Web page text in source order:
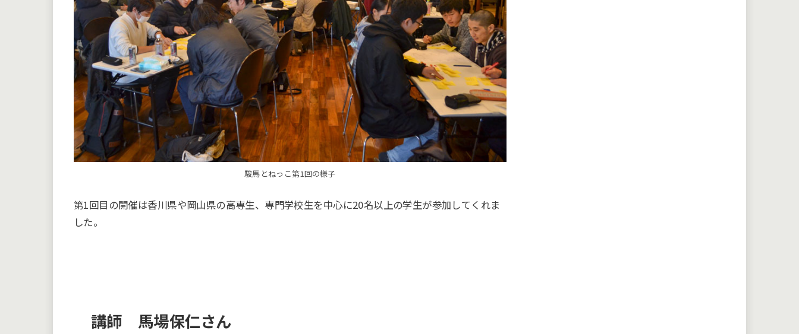
駿馬とねっこ第1回の様子
第1回目の開催は香川県や岡山県の高専生、専門学校生を中心に20名以上の学生が参加してくれま
した。
講師 馬場保仁さん